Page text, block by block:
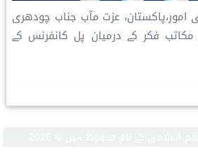
امور،پاکستان، عزت مآب جناب چودھری
فکر کے درمیان پل کانفرنس کے